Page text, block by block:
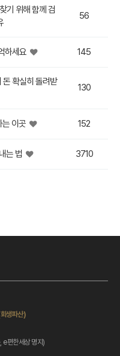
기 위해 함께 검
56
하세요 145
확실히 돌려받
130
는 이곳 152
는 법 3710
생파산)
편한세상 명지)